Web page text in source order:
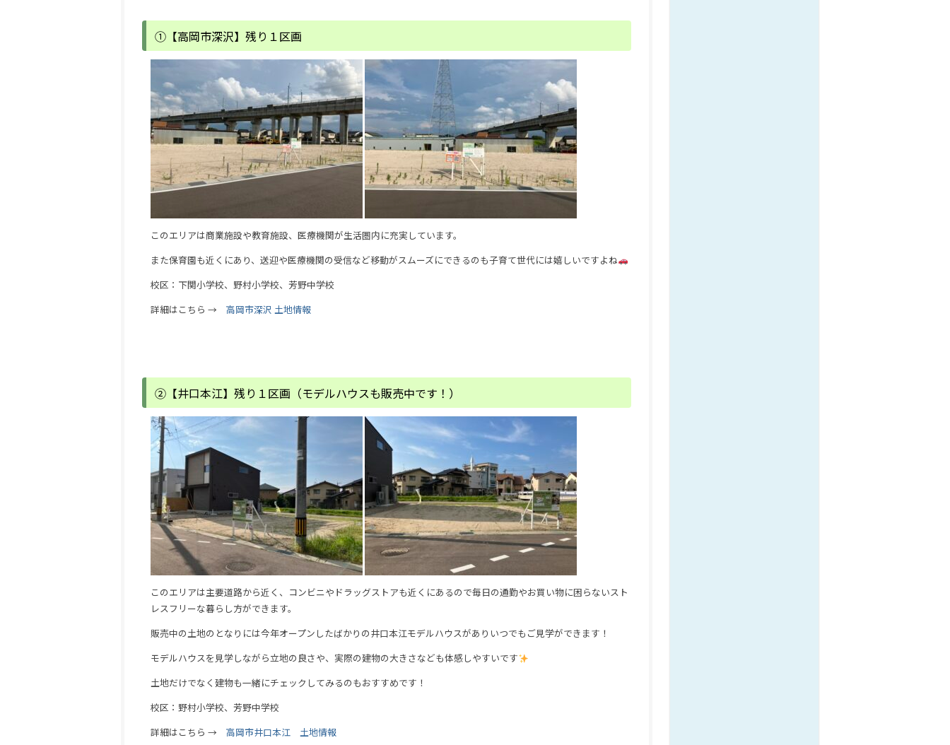
①【高岡市深沢】残り１区画
このエリアは商業施設や教育施設、医療機関が生活圏内に充実しています。
また保育園も近くにあり、送迎や医療機関の受信など移動がスムーズにできるのも子育て世代には嬉しいですよね
校区：下関小学校、野村小学校、芳野中学校
詳細はこちら → 高岡市深沢 土地情報
②【井口本江】残り１区画（モデルハウスも販売中です！）
このエリアは主要道路から近く、コンビニやドラッグストアも近くにあるので毎日の通勤やお買い物に困らないスト
レスフリーな暮らし方ができます。
販売中の土地のとなりには今年オープンしたばかりの井口本江モデルハウスがありいつでもご見学ができます！
モデルハウスを見学しながら立地の良さや、実際の建物の大きさなども体感しやすいです
土地だけでなく建物も一緒にチェックしてみるのもおすすめです！
校区：野村小学校、芳野中学校
詳細はこちら → 高岡市井口本江 土地情報